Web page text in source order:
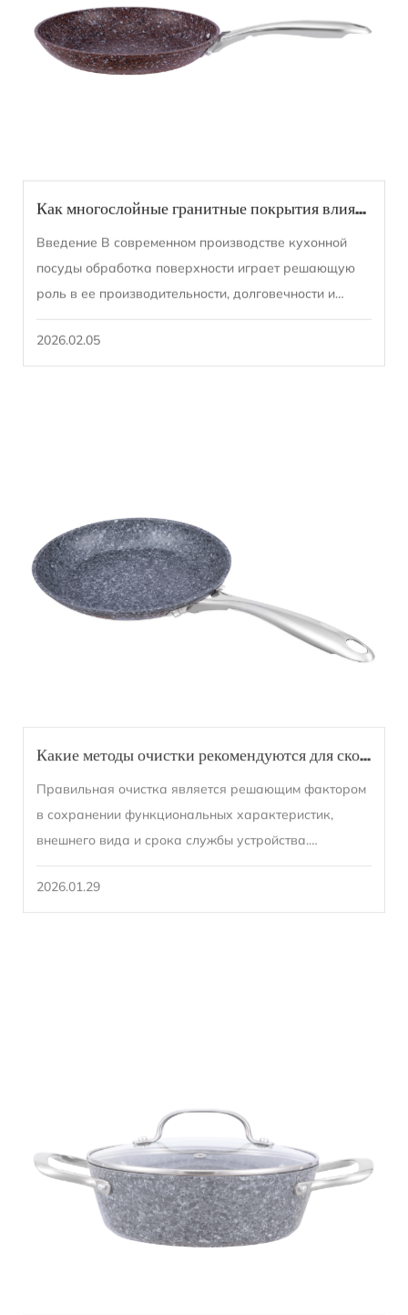
Как многослойные гранитные покрытия влияют на распределение тепла и устойчивость к царапинам: взгляд на системную инженерию
Введение В современном производстве кухонной
посуды обработка поверхности играет решающую
роль в ее производительности, долговечности и
поверхностных ...
2026.02.05
в сохранении функциональных характеристик,
внешнего вида и срока службы устройства.
сковорода с гранитной отделкой . Хотя этот тип
посуды широко...
Безопасность стала центральным вопросом при